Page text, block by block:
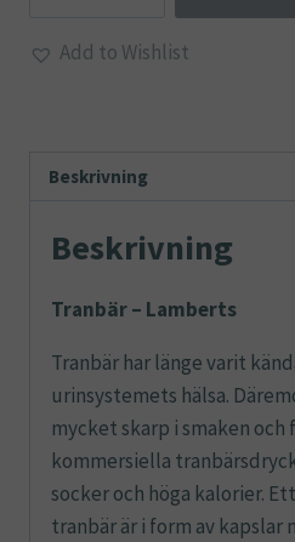
mängdAdd to Wishlist
Beskrivning
Beskrivning
Tranbär – Lamberts
Tranbär har länge varit
urinsystemets hälsa.
mycket skarp i smaken
kommersiella
socker och höga kalorier.
tranbär är i form av kapslar